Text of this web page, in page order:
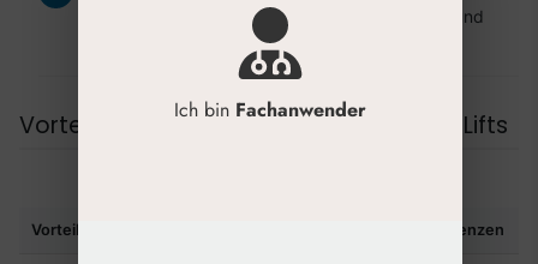
einem Pflaster und Empfehlungen zur Kühlung und
Vorteile und Grenzen des Nose Thread Lifts
Vorteile Grenzen
Ich bin Fachanwender